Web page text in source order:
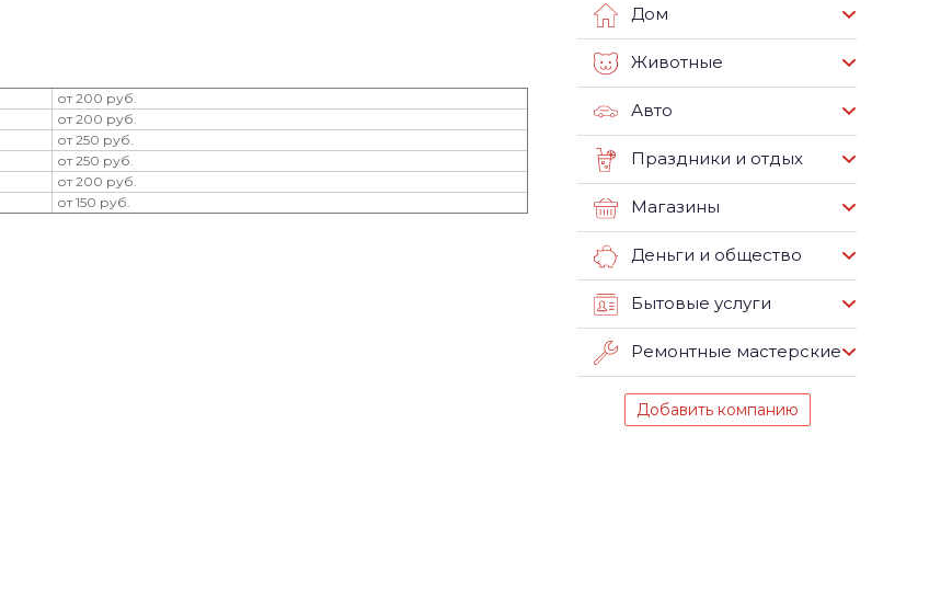
от 200 руб.
от 200 руб.
от 250 руб.
от 250 руб.
от 200 руб.
от 150 руб.
Дом
Животные
Авто
Праздники и отдых
Магазины
Деньги и общество
Бытовые услуги
Ремонтные мастерские
Добавить компанию